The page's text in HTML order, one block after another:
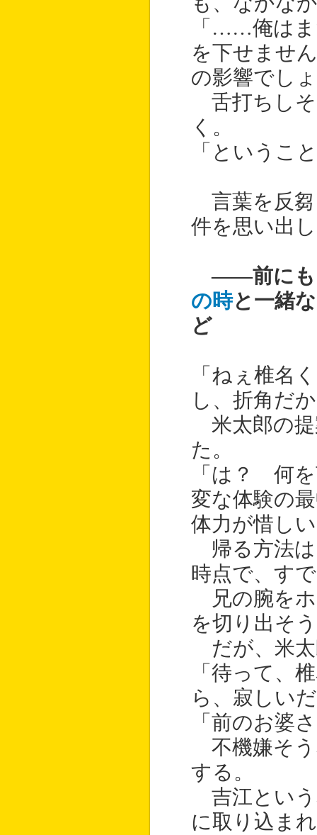
「……俺はま
を下せませ
の影響でし
舌打ちしそ
く。
「というこ
言葉を反芻
件を思い出
――前にも
の時と一緒
ど
「ねぇ椎名
し、折角だ
米太郎の提
た。
「は？ 何
変な体験の
体力が惜し
帰る方法は
時点で、す
兄の腕をホ
を切り出そ
だが、米太
「待って、
ら、寂しい
「前のお婆
不機嫌そう
する。
吉江という
に取り込ま